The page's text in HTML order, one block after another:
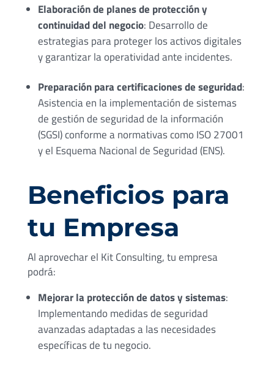
Elaboración de planes de protección y
continuidad del negocio: Desarrollo de
estrategias para proteger los activos digitales
y garantizar la operatividad ante incidentes.
Preparación para certificaciones de seguridad:
Asistencia en la implementación de sistemas
de gestión de seguridad de la información
(SGSI) conforme a normativas como ISO 27001
y el Esquema Nacional de Seguridad (ENS).
Beneficios para
tu Empresa
Al aprovechar el Kit Consulting, tu empresa
podrá:
Mejorar la protección de datos y sistemas:
Implementando medidas de seguridad
avanzadas adaptadas a las necesidades
específicas de tu negocio.